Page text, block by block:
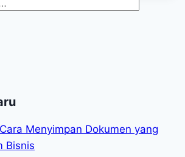
Menyimpan Dokumen yang
Bisnis